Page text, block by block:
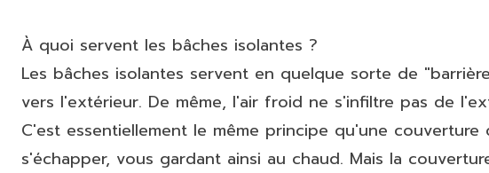
À quoi servent les bâches isolantes ?
Les bâches isolantes servent en quelque sorte de
vers l'extérieur. De même, l'air froid ne s'infiltre pas de
C'est essentiellement le même principe qu'une
s'échapper, vous gardant ainsi au chaud. Mais la